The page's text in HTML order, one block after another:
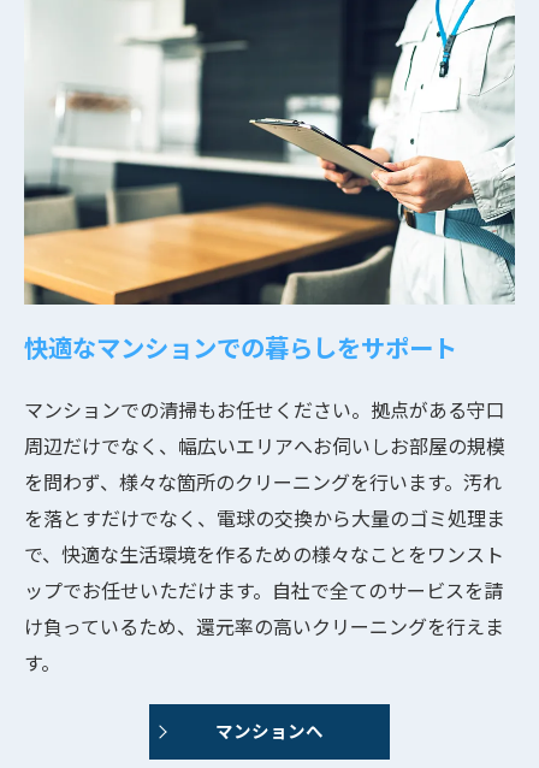
快適なマンションでの暮らしをサポート
マンションでの清掃もお任せください。拠点がある守口
周辺だけでなく、幅広いエリアへお伺いしお部屋の規模
を問わず、様々な箇所のクリーニングを行います。汚れ
を落とすだけでなく、電球の交換から大量のゴミ処理ま
で、快適な生活環境を作るための様々なことをワンスト
ップでお任せいただけます。自社で全てのサービスを請
け負っているため、還元率の高いクリーニングを行えま
す。
マンションへ